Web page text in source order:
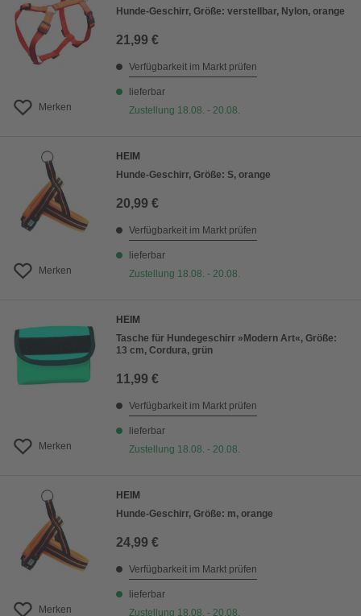
Merken
Hunde-Geschirr, Größe: verstellbar, Nylon, orange
21,99 €
Verfügbarkeit im Markt prüfen
lieferbar
Zustellung 18.08. - 20.08.
Merken
HEIM
Hunde-Geschirr, Größe: S, orange
20,99 €
Verfügbarkeit im Markt prüfen
lieferbar
Zustellung 18.08. - 20.08.
Merken
HEIM
Tasche für Hundegeschirr »Modern Art«, Größe:
13 cm, Cordura, grün
11,99 €
Verfügbarkeit im Markt prüfen
lieferbar
Zustellung 18.08. - 20.08.
Merken
HEIM
Hunde-Geschirr, Größe: m, orange
24,99 €
Verfügbarkeit im Markt prüfen
lieferbar
Zustellung 18.08. - 20.08.